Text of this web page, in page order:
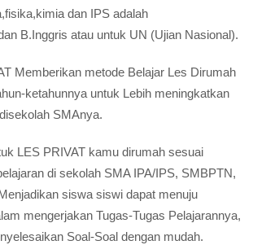
dan IPS adalah
B.Inggris atau untuk UN (Ujian Nasional).
Memberikan metode Belajar Les Dirumah
ketahunnya untuk Lebih meningkatkan
SMAnya.
LES PRIVAT kamu dirumah sesuai
di sekolah SMA IPA/IPS, SMBPTN,
siswa siswi dapat menuju
mengerjakan Tugas-Tugas Pelajarannya,
Soal-Soal dengan mudah.